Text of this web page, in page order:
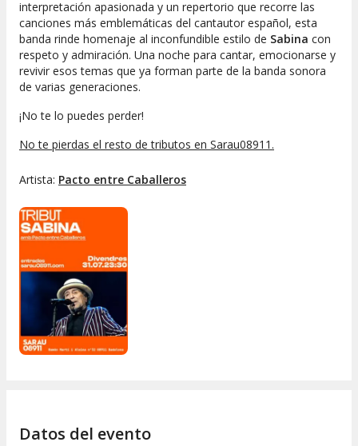
interpretación apasionada y un repertorio que recorre las
canciones más emblemáticas del cantautor español, esta
banda rinde homenaje al inconfundible estilo de Sabina con
respeto y admiración. Una noche para cantar, emocionarse y
revivir esos temas que ya forman parte de la banda sonora
de varias generaciones.
¡No te lo puedes perder!
No te pierdas el resto de tributos en Sarau08911.
Artista: Pacto entre Caballeros
Datos del evento